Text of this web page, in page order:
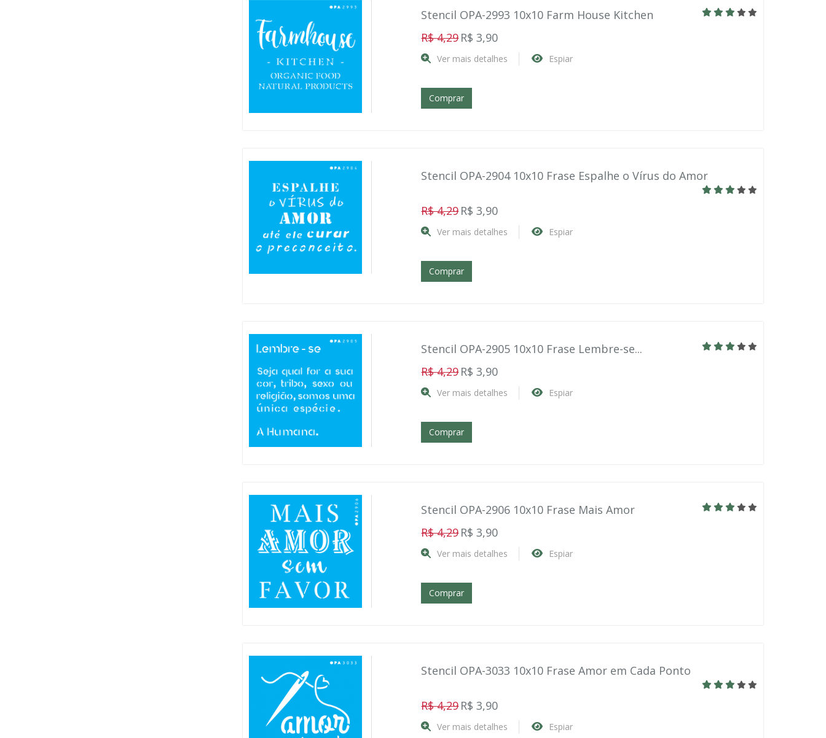
Stencil OPA-2993 10x10 Farm House Kitchen
R$ 4,29R$ 3,90
Ver mais detalhes Espiar
Comprar
Stencil OPA-2904 10x10 Frase Espalhe o Vírus do Amor
R$ 4,29R$ 3,90
Ver mais detalhes Espiar
Comprar
Stencil OPA-2905 10x10 Frase Lembre-se...
R$ 4,29R$ 3,90
Ver mais detalhes Espiar
Comprar
Stencil OPA-2906 10x10 Frase Mais Amor
R$ 4,29R$ 3,90
Ver mais detalhes Espiar
Comprar
Stencil OPA-3033 10x10 Frase Amor em Cada Ponto
R$ 4,29R$ 3,90
Ver mais detalhes Espiar